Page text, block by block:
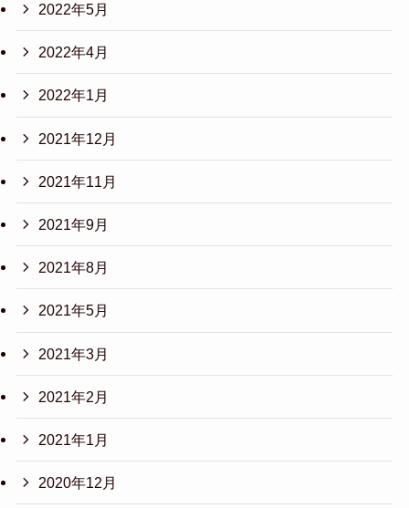
2022年5月
2022年4月
2022年1月
2021年12月
2021年11月
2021年9月
2021年8月
2021年5月
2021年3月
2021年2月
2021年1月
2020年12月